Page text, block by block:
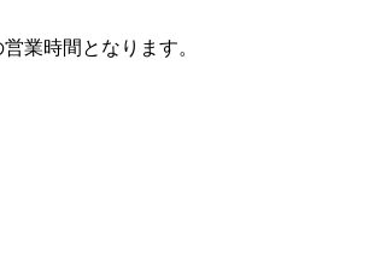
業時間となります。